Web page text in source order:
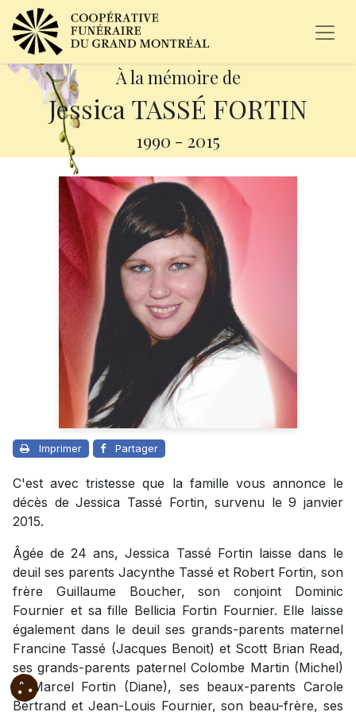
À la mémoire de
Jessica TASSÉ FORTIN
1990 - 2015
Imprimer Partager
C'est avec tristesse que la famille vous annonce le
décès de Jessica Tassé Fortin, survenu le 9 janvier
2015.
Âgée de 24 ans, Jessica Tassé Fortin laisse dans le
deuil ses parents Jacynthe Tassé et Robert Fortin, son
frère Guillaume Boucher, son conjoint Dominic
Fournier et sa fille Bellicia Fortin Fournier. Elle laisse
également dans le deuil ses grands-parents maternel
Francine Tassé (Jacques Benoit) et Scott Brian Read,
ses grands-parents paternel Colombe Martin (Michel)
et Marcel Fortin (Diane), ses beaux-parents Carole
Bertrand et Jean-Louis Fournier, son beau-frère, ses